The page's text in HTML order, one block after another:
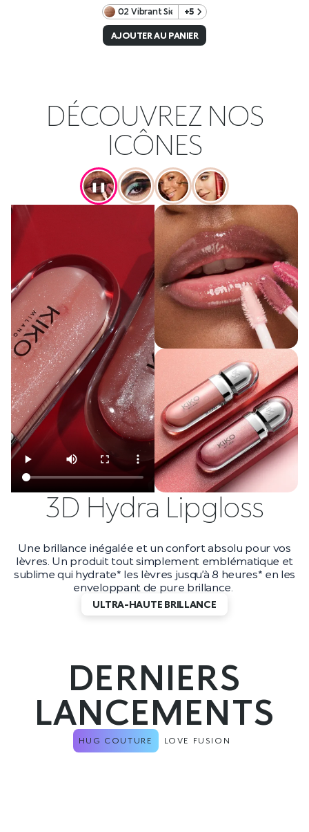
02 Vibrant Sienna+5
AJOUTER AU PANIER
DÉCOUVREZ NOS
ICÔNES
❚❚
3D Hydra Lipgloss
Une brillance inégalée et un confort absolu pour vos
lèvres. Un produit tout simplement emblématique et
sublime qui hydrate* les lèvres jusqu’à 8 heures* en les
enveloppant de pure brillance.
ULTRA-HAUTE BRILLANCE
DERNIERS
LANCEMENTS
HUG COUTURE LOVE FUSION